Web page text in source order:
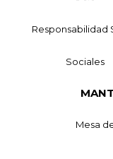
Responsabilidad
Sociales
Mesa